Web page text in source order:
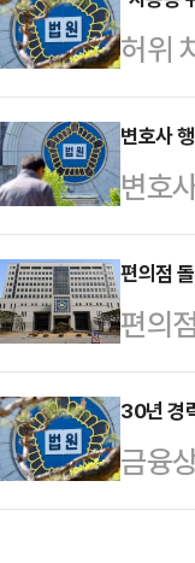
함께
일 밤
70대
다.당
을 받
허위
수하
부산
등 혐
현금
며 허
받아
경찰
변호사
변호
3000
유승
선고
터
피해
의를
결되
편의점
편의
일당
형사
과
공범
30년 경
금융
가로